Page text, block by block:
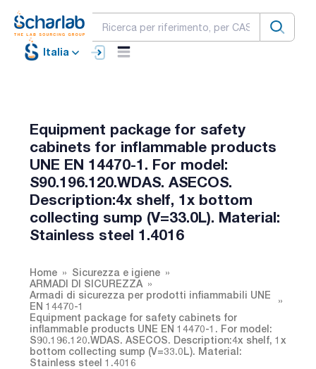
Italia
Equipment package for safety
cabinets for inflammable products
UNE EN 14470-1. For model:
S90.196.120.WDAS. ASECOS.
Description:4x shelf, 1x bottom
collecting sump (V=33.0L). Material:
Stainless steel 1.4016
Home
Sicurezza e igiene
ARMADI DI SICUREZZA
Armadi di sicurezza per prodotti infiammabili UNE
EN 14470-1
Equipment package for safety cabinets for
inflammable products UNE EN 14470-1. For model:
S90.196.120.WDAS. ASECOS. Description:4x shelf, 1x
bottom collecting sump (V=33.0L). Material:
Stainless steel 1.4016